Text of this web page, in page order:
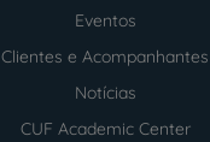
Eventos
Clientes e Acompanhantes
Notícias
CUF Academic Center